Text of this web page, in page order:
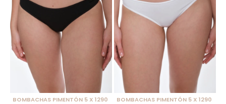
BOMBACHAS PIMENTÓN 5 X 1290
BOMBACHAS PIMENTÓN 5 X 1290